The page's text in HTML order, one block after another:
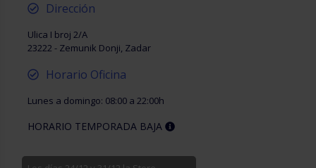
Dirección
Ulica I broj 2/A
23222 - Zemunik Donji, Zadar
Horario Oficina
Lunes a domingo: 08:00 a 22:00h
HORARIO TEMPORADA BAJA